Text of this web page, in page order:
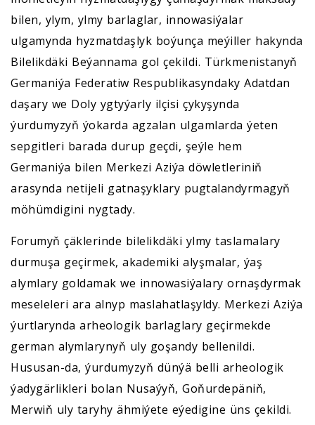
bilen, ylym, ylmy barlaglar, innowasiýalar
ulgamynda hyzmatdaşlyk boýunça meýiller hakynda
Bilelikdäki Beýannama gol çekildi. Türkmenistanyň
Germaniýa Federatiw Respublikasyndaky Adatdan
daşary we Doly ygtyýarly ilçisi çykyşynda
ýurdumyzyň ýokarda agzalan ulgamlarda ýeten
sepgitleri barada durup geçdi, şeýle hem
Germaniýa bilen Merkezi Aziýa döwletleriniň
arasynda netijeli gatnaşyklary pugtalandyrmagyň
möhümdigini nygtady.
Forumyň çäklerinde bilelikdäki ylmy taslamalary
durmuşa geçirmek, akademiki alyşmalar, ýaş
alymlary goldamak we innowasiýalary ornaşdyrmak
meseleleri ara alnyp maslahatlaşyldy. Merkezi Aziýa
ýurtlarynda arheologik barlaglary geçirmekde
german alymlarynyň uly goşandy bellenildi.
Hususan-da, ýurdumyzyň dünýä belli arheologik
ýadygärlikleri bolan Nusaýyň, Goňurdepäniň,
Merwiň uly taryhy ähmiýete eýedigine üns çekildi.